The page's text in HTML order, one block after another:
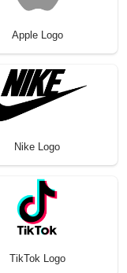
Apple Logo
Nike Logo
TikTok Logo